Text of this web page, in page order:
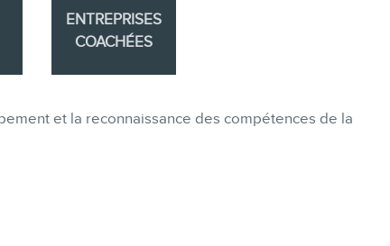
ENTREPRISES
COACHÉES
et la reconnaissance des compétences de la